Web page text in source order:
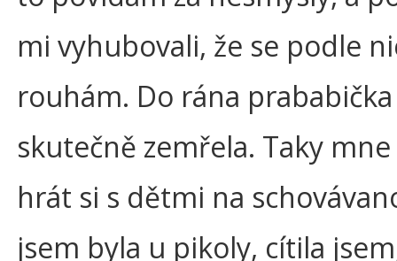
mi vyhubovali, že se podle
rouhám. Do rána prababička
skutečně zemřela. Taky
hrát si s dětmi na
jsem byla u pikoly, cítila